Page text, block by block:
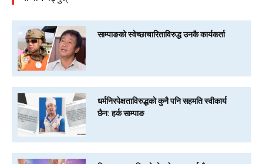
साम्पाङको स्वेच्छाचारिताविरुद्ध उनकै कार्यकर्ता
धर्मनिरपेक्षताविरुद्धको कुनै पनि सहमति स्वीकार्य
छैन: हर्क साम्पाङ